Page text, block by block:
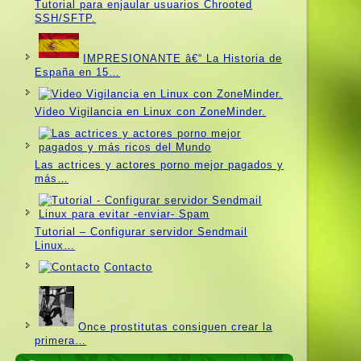
Tutorial para enjaular usuarios Chrooted
SSH/SFTP.
IMPRESIONANTE â€“ La Historia de
España en 15…
Video Vigilancia en Linux con ZoneMinder.
Las actrices y actores porno mejor pagados y
más…
Tutorial – Configurar servidor Sendmail
Linux…
Contacto
Once prostitutas consiguen crear la
primera…